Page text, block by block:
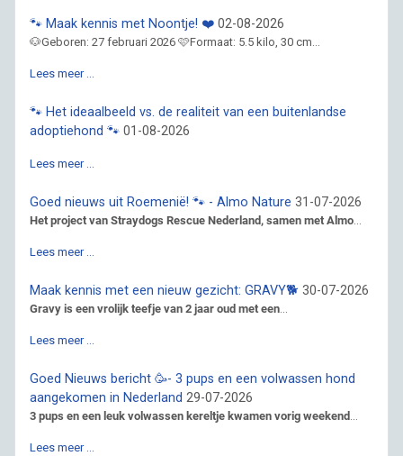
🐾 Maak kennis met Noontje! ❤️ 02-08-2026
🐶Geboren: 27 februari 2026 🩷Formaat: 5.5 kilo, 30 cm...
Lees meer …
🐾 Het ideaalbeeld vs. de realiteit van een buitenlandse
adoptiehond 🐾 01-08-2026
Lees meer …
Goed nieuws uit Roemenië! 🐾 - Almo Nature 31-07-2026
Het project van Straydogs Rescue Nederland, samen met Almo
Lees meer …
Maak kennis met een nieuw gezicht: GRAVY🐕 30-07-2026
Gravy is een vrolijk teefje van 2 jaar oud met een...
Lees meer …
Goed Nieuws bericht 🥳- 3 pups en een volwassen hond
aangekomen in Nederland 29-07-2026
3 pups en een leuk volwassen kereltje kwamen vorig weekend ...
Lees meer …